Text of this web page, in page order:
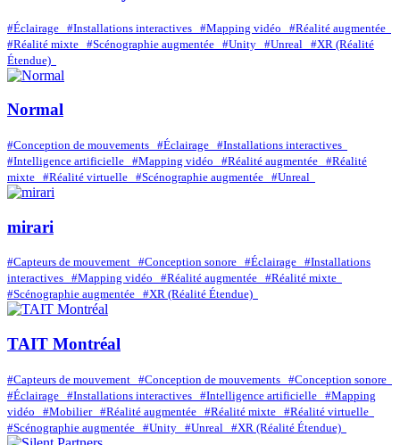
#Éclairage #Installations interactives #Mapping vidéo #Réalité augmentée
#Réalité mixte #Scénographie augmentée #Unity #Unreal #XR (Réalité
Étendue)
Normal
#Conception de mouvements #Éclairage #Installations interactives
#Intelligence artificielle #Mapping vidéo #Réalité augmentée #Réalité
mixte #Réalité virtuelle #Scénographie augmentée #Unreal
mirari
#Capteurs de mouvement #Conception sonore #Éclairage #Installations
interactives #Mapping vidéo #Réalité augmentée #Réalité mixte
#Scénographie augmentée #XR (Réalité Étendue)
TAIT Montréal
#Capteurs de mouvement #Conception de mouvements #Conception sonore
#Éclairage #Installations interactives #Intelligence artificielle #Mapping
vidéo #Mobilier #Réalité augmentée #Réalité mixte #Réalité virtuelle
#Scénographie augmentée #Unity #Unreal #XR (Réalité Étendue)